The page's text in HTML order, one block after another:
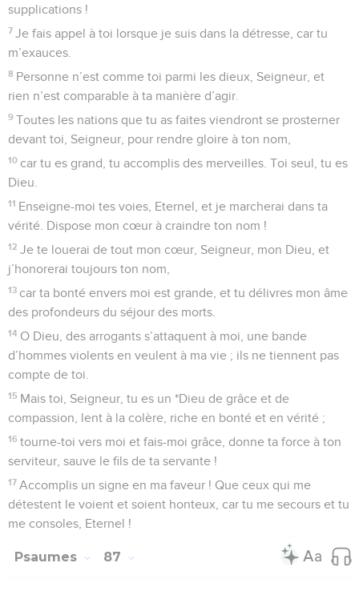
1 Au chef de chœur. Psaume des descendants de Koré.
2 Tu as été favorable à ton pays, Eternel, tu as rétabli Jacob.
3 Tu as pardonné la faute de ton peuple, tu as couvert tous
ses péchés. – Pause.
4 Tu as retiré toute ta fureur, tu as renoncé à ton ardente
colère.
5 Rétablis-nous, Dieu de notre salut, mets fin à ton
indignation contre nous !
6 Es-tu irrité contre nous pour toujours ? Ta colère durera-t-
elle de génération en génération ?
7 Ne veux-tu pas nous rendre la vie, afin que ton peuple se
réjouisse en toi ?
Eternel, fais-nous voir ta bonté et accorde-nous ton salut !
9
J’écouterai ce que dit Dieu, l’Eternel, car il parle de paix à
son peuple et à ses fidèles, pourvu qu’ils ne retombent pas
dans la folie.
10
Oui, son salut est près de ceux qui le craignent, et ainsi la
gloire habitera notre pays.
11 La bonté et la fidélité se rencontrent, la justice et la paix
s’embrassent ;
12 la fidélité pousse de la terre, et la justice se penche du
haut du ciel.
13 L’Eternel lui-même accordera le bonheur, et notre terre
donnera ses produits.
14
La justice marchera devant lui et tracera le chemin devant
ses pas.